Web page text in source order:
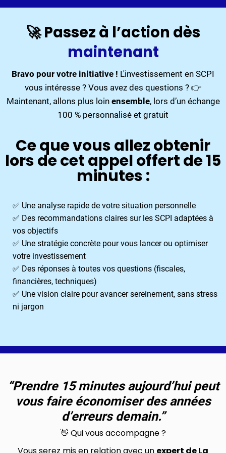
🚀 Passez à l’action dès
maintenant
Bravo pour votre initiative ! L'investissement en SCPI
vous intéresse ? Vous avez des questions ? 👉
Maintenant, allons plus loin ensemble, lors d’un échange
100 % personnalisé et gratuit
Ce que vous allez obtenir
lors de cet appel offert de 15
minutes :
✅ Une analyse rapide de votre situation personnelle
✅ Des recommandations claires sur les SCPI adaptées à
vos objectifs
✅ Une stratégie concrète pour vous lancer ou optimiser
votre investissement
✅ Des réponses à toutes vos questions (fiscales,
financières, techniques)
✅ Une vision claire pour avancer sereinement, sans stress
ni jargon
“Prendre 15 minutes aujourd’hui peut
vous faire économiser des années
d’erreurs demain.”
👋 Qui vous accompagne ?